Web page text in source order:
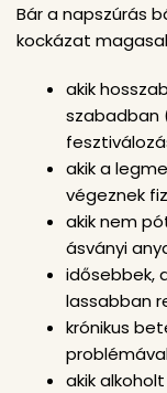
Bár a napszúrás
kockázat
akik
szabadban
akik a
végeznek
akik nem
ásványi
idősebbek,
lassabban
krónikus
akik